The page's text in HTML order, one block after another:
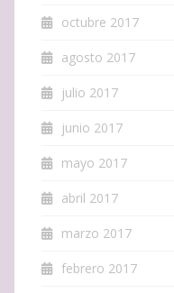
octubre 2017
agosto 2017
julio 2017
junio 2017
mayo 2017
abril 2017
marzo 2017
febrero 2017